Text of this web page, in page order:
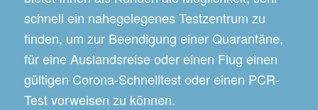
schnell ein nahegelegenes Testzentrum zu
finden, um zur Beendigung einer Quarantäne,
für eine Auslandsreise oder einen Flug einen
gültigen Corona-Schnelltest oder einen PCR-
Test vorweisen zu können.